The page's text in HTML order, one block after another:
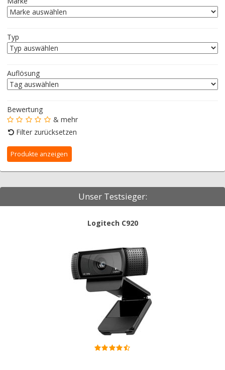
Typ
Auflösung
Bewertung
& mehr
Filter zurücksetzen
Unser Testsieger:
Logitech C920